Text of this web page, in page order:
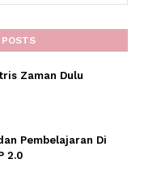
Zaman Dulu
Pembelajaran Di
2.0